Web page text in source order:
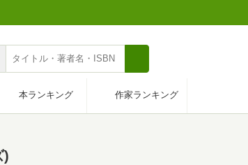
本ランキング 作家ランキング
)